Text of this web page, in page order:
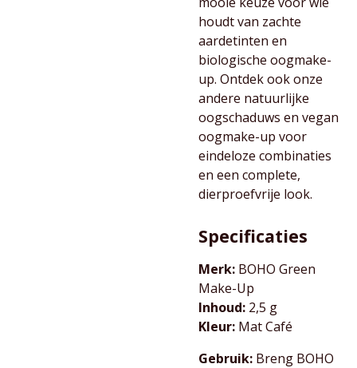
houdt van zachte
aardetinten en
biologische oogmake-
up. Ontdek ook onze
andere natuurlijke
oogschaduws en vegan
oogmake-up voor
eindeloze combinaties
en een complete,
dierproefvrije look.
Specificaties
Merk: BOHO Green
Make-Up
Inhoud: 2,5 g
Kleur: Mat Café
Gebruik: Breng BOHO